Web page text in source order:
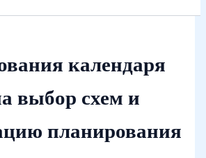
календаря
выбор схем и
планирования